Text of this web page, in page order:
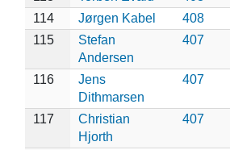
114
Jørgen Kabel
408
115
Stefan
Andersen
407
116
Jens
Dithmarsen
407
117
Christian
Hjorth
407